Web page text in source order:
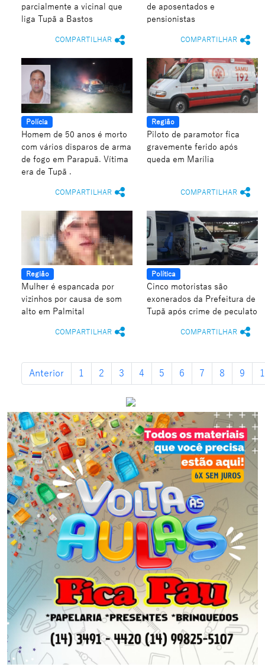
parcialmente a vicinal que
liga Tupã a Bastos
COMPARTILHAR
de aposentados e
pensionistas
COMPARTILHAR
Polícia
Homem de 50 anos é morto
com vários disparos de arma
de fogo em Parapuã. Vítima
era de Tupã .
COMPARTILHAR
Região
Piloto de paramotor fica
gravemente ferido após
queda em Marília
COMPARTILHAR
Região
Mulher é espancada por
vizinhos por causa de som
alto em Palmital
COMPARTILHAR
Política
Cinco motoristas são
exonerados da Prefeitura de
Tupã após crime de peculato
COMPARTILHAR
Anterior 1 2 3 4 5 6 7 8 9